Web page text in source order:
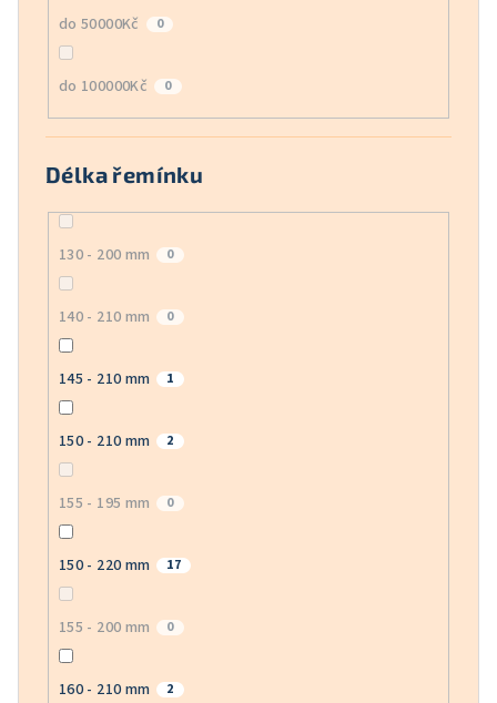
do 50000Kč 0
do 100000Kč 0
Délka řemínku
130 - 200 mm 0
140 - 210 mm 0
145 - 210 mm 1
150 - 210 mm 2
155 - 195 mm 0
150 - 220 mm 17
155 - 200 mm 0
160 - 210 mm 2